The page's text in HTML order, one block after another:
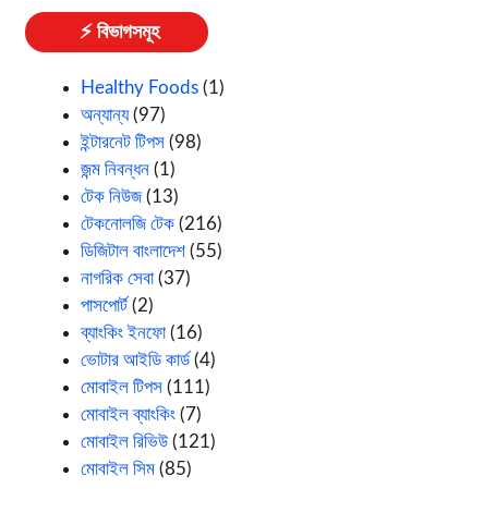
⚡ বিভাগসমূহ
Healthy Foods (1)
অন্যান্য(97)
ইন্টারনেট টিপস (98)
জন্ম নিবন্ধন (1)
টেক নিউজ(13)
টেকনোলজি টেক (216)
ডিজিটাল বাংলাদেশ (55)
নাগরিক সেবা(37)
পাসপোর্ট (2)
ব্যাংকিং ইনফো(16)
ভোটার আইডি কার্ড (4)
মোবাইল টিপস (111)
মোবাইল ব্যাংকিং (7)
মোবাইল রিভিউ (121)
মোবাইল সিম (85)